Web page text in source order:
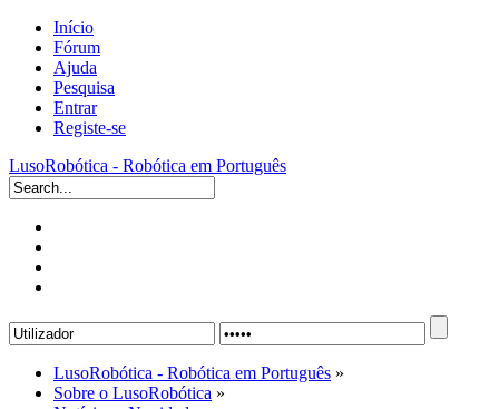
Início
Fórum
Ajuda
Pesquisa
Entrar
Registe-se
LusoRobótica - Robótica em Português
LusoRobótica - Robótica em Português »
Sobre o LusoRobótica »